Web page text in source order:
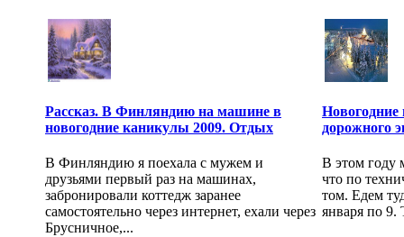
Рассказ. В Финляндию на машине в
новогодние каникулы 2009. Отдых
В Финляндию я поехала с мужем и
друзьями первый раз на машинах,
забронировали коттедж заранее
самостоятельно через интернет, ехали через
Брусничное,...
Новогодние
дорожного
В этом году
что по
том. Едем
января по 9.